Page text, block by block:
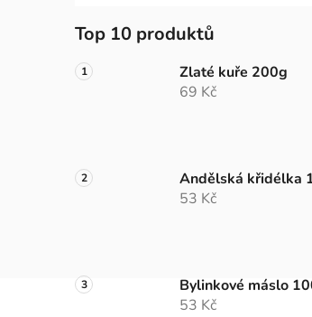
Top 10 produktů
Zlaté kuře 200g
69 Kč
Andělská křidélka
53 Kč
Bylinkové máslo
53 Kč